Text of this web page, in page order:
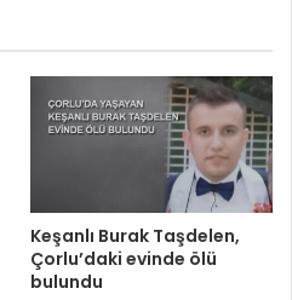
Keşanlı Burak Taşdelen,
Çorlu’daki evinde ölü
bulundu